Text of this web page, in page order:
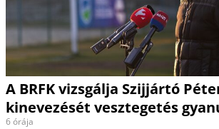
A BRFK vizsgálja Szijjártó
kinevezését vesztegetés
6 órája